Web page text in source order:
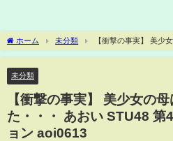
ホーム 未分類
【衝撃の事実】 美少
おい STU48 第4期生追加オーディション
未分類
【衝撃の事実】 美少女の
た・・・ あおい STU48 第
ョン aoi0613